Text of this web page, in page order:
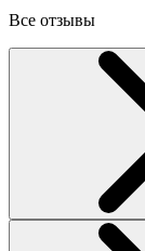
Все отзывы